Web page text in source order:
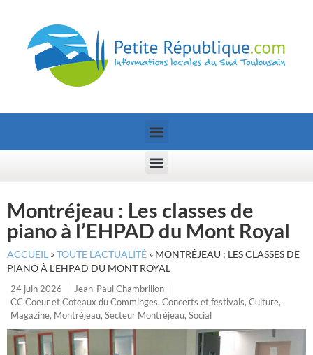
Montréjeau : Les classes de
piano à l’EHPAD du Mont Royal
ACCUEIL »TOUTE L’ACTUALITÉ » MONTRÉJEAU : LES CLASSES DE
PIANO À L’EHPAD DU MONT ROYAL
24 juin 2026
Jean-Paul Chambrillon
CC Coeur et Coteaux du Comminges, Concerts et festivals, Culture,
Magazine, Montréjeau, Secteur Montréjeau, Social